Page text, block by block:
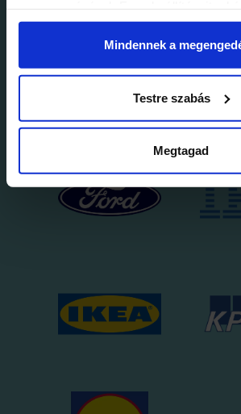
módosíthatja. További részletekről
tájékoztatónkban.Mindennek a
Testre szabás
Megtagad